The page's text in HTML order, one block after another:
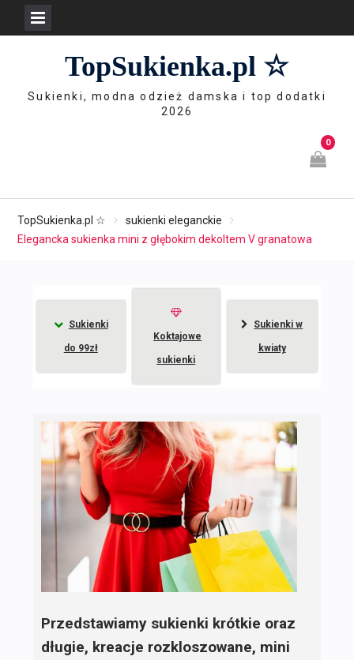
TopSukienka.pl ☆
Sukienki, modna odzież damska i top dodatki
2026
0
TopSukienka.pl ☆
sukienki eleganckie
Elegancka sukienka mini z głębokim dekoltem V granatowa
Sukienki
do 99zł
Koktajowe
sukienki
Sukienki w
kwiaty
Przedstawiamy sukienki krótkie oraz
długie, kreacje rozkloszowane, mini